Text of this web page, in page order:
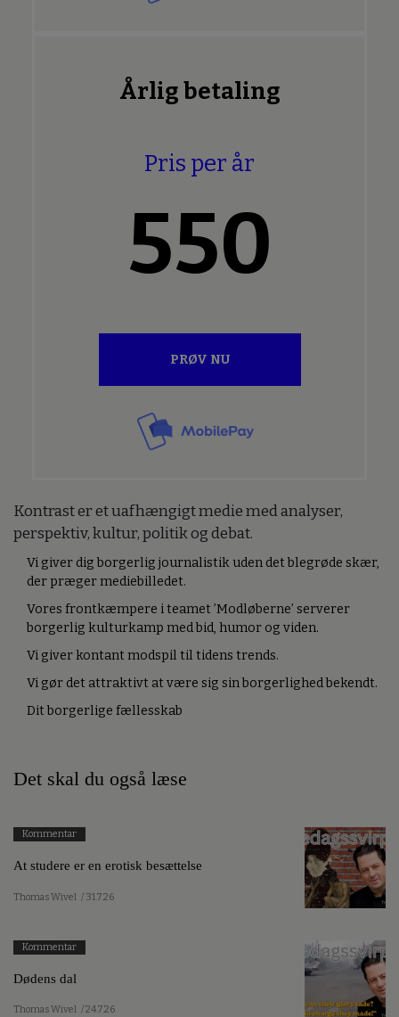
Årlig betaling
Pris per år
550
PRØV NU
Kontrast er et uafhængigt medie med analyser,
perspektiv, kultur, politik og debat.
Vi giver dig borgerlig journalistik uden det blegrøde skær,
der præger mediebilledet.
Vores frontkæmpere i teamet ’Modløberne’ serverer
borgerlig kulturkamp med bid, humor og viden.
Vi giver kontant modspil til tidens trends.
Vi gør det attraktivt at være sig sin borgerlighed bekendt.
Dit borgerlige fællesskab
Det skal du også læse
Kommentar
At studere er en erotisk besættelse
Thomas Wivel / 31.7.26
Kommentar
Dødens dal
Thomas Wivel / 24.7.26